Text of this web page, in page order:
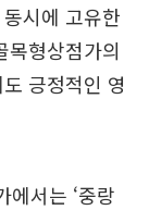
시에 고유한
형상점가의
긍정적인 영
에서는 ‘중랑